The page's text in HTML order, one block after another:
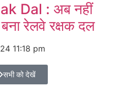
Dal : अब नहीं
रेलवे रक्षक दल
11:18 pm
सभी को देखें